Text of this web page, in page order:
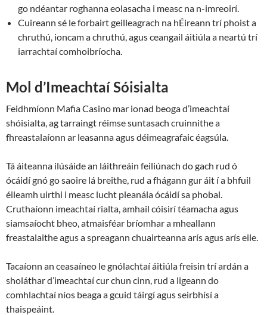
go ndéantar roghanna eolasacha i measc na n-imreoirí.
Cuireann sé le forbairt geilleagrach na hÉireann trí phoist a
chruthú, ioncam a chruthú, agus ceangail áitiúla a neartú trí
iarrachtaí comhoibríocha.
Mol d’Imeachtaí Sóisialta
Feidhmíonn Mafia Casino mar ionad beoga d’imeachtaí
shóisialta, ag tarraingt réimse suntasach cruinnithe a
fhreastalaíonn ar leasanna agus déimeagrafaic éagsúla.
Tá áiteanna ilúsáide an láithreáin feiliúnach do gach rud ó
ócáidí gnó go saoire lá breithe, rud a fhágann gur áit í a bhfuil
éileamh uirthi i measc lucht pleanála ócáidí sa phobal.
Cruthaíonn imeachtaí rialta, amhail cóisirí téamacha agus
siamsaíocht bheo, atmaisféar bríomhar a mheallann
freastalaithe agus a spreagann chuairteanna arís agus arís eile.
Tacaíonn an ceasaíneo le gnólachtaí áitiúla freisin trí ardán a
sholáthar d’imeachtaí cur chun cinn, rud a ligeann do
comhlachtaí níos beaga a gcuid táirgí agus seirbhísí a
thaispeáint.